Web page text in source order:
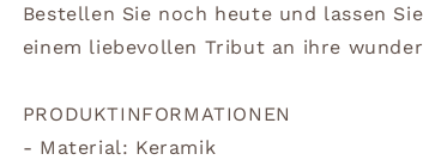
Bestellen Sie noch heute und lassen
einem liebevollen Tribut an ihre
PRODUKTINFORMATIONEN
- Material: Keramik